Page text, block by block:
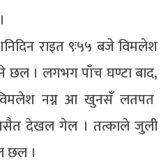
राइत ९ः५५ बजे विमलेश
। लगभग पाँच घण्टा बाद,
नग्न आ खुनसँ लतपत
देखल गेल । तत्काले जुली
छल ।